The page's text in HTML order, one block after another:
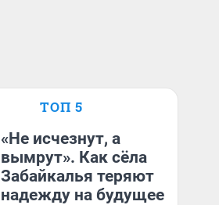
ТОП 5
«Не исчезнут, а
вымрут». Как сёла
Забайкалья теряют
надежду на будущее